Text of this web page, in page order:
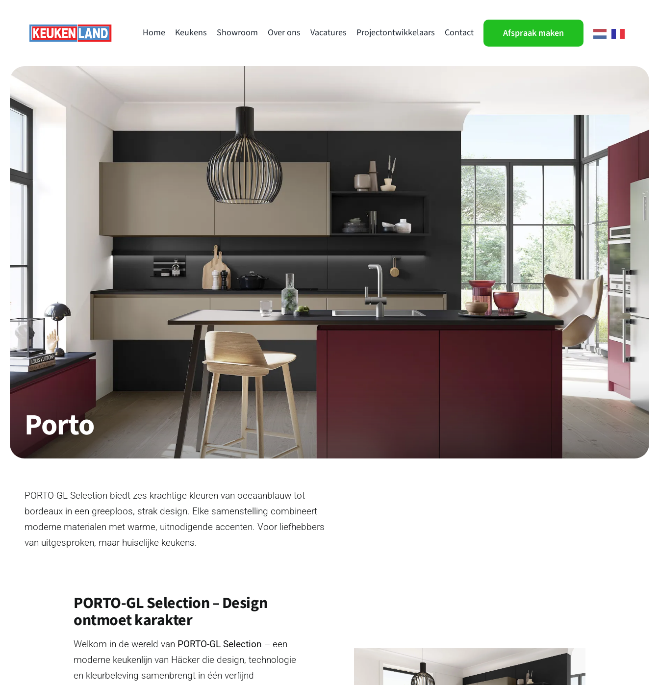
content
Home Keukens Showroom Over ons Vacatures Projectontwikkelaars Contact Afspraak maken
Porto
PORTO-GL Selection biedt zes krachtige kleuren van oceaanblauw tot
bordeaux in een greeploos, strak design. Elke samenstelling combineert
moderne materialen met warme, uitnodigende accenten. Voor liefhebbers
van uitgesproken, maar huiselijke keukens.
PORTO-GL Selection – Design
ontmoet karakter
Welkom in de wereld van PORTO-GL Selection – een
moderne keukenlijn van Häcker die design, technologie
en kleurbeleving samenbrengt in één verfijnd